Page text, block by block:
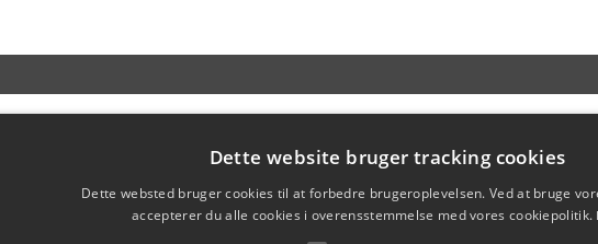
Dette website bruger tracking cookies
Dette websted bruger cookies til at forbedre brugeroplevelsen. Ved at bruge
accepterer du alle cookies i overensstemmelse med vores cookiepolitik.